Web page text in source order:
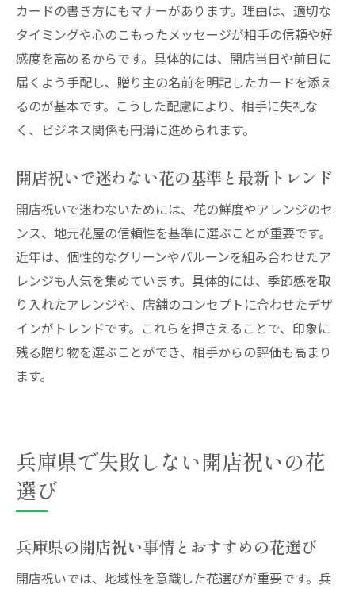
開店祝いで印象的な色使いのコツ
地域に合わせた開店祝い花の種類選び
開店祝いの花色が持つメッセージを知る
花の持ち帰りや設置時に気をつけたいマナー
開店祝い花の持ち帰り時に配慮したい点
開店祝いで花を配達・設置する際の注意点
開店祝い花の回収依頼やマナーを解説
持ち帰りや設置で困らない工夫とは
開店祝いをスマートに贈るための花マナー
地域の風習を踏まえた開店祝いの贈り方
開店祝いで大切な地域風習とマナー解説
兵庫県の開店祝いで重視される贈り方とは
開店祝いで信頼を得る地域ならではの配慮
カードの書き方にもマナーがあります。理由は、適切な
タイミングや心のこもったメッセージが相手の信頼や好
感度を高めるからです。具体的には、開店当日や前日に
届くよう手配し、贈り主の名前を明記したカードを添え
るのが基本です。こうした配慮により、相手に失礼な
く、ビジネス関係も円滑に進められます。
開店祝いで迷わない花の基準と最新トレンド
開店祝いで迷わないためには、花の鮮度やアレンジのセ
ンス、地元花屋の信頼性を基準に選ぶことが重要です。
近年は、個性的なグリーンやバルーンを組み合わせたア
レンジも人気を集めています。具体的には、季節感を取
り入れたアレンジや、店舗のコンセプトに合わせたデザ
インがトレンドです。これらを押さえることで、印象に
残る贈り物を選ぶことができ、相手からの評価も高まり
ます。
兵庫県で失敗しない開店祝いの花
選び
兵庫県の開店祝い事情とおすすめの花選び
開店祝いでは、地域性を意識した花選びが重要です。兵